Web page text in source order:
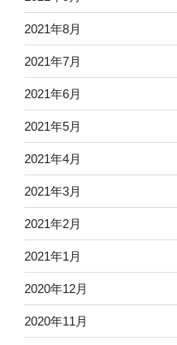
2021年8月
2021年7月
2021年6月
2021年5月
2021年4月
2021年3月
2021年2月
2021年1月
2020年12月
2020年11月